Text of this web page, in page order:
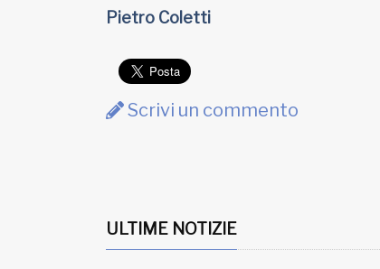
Pietro Coletti
Scrivi un commento
ULTIME NOTIZIE